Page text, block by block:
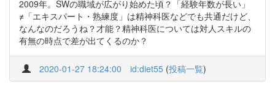
2009年。SWの職域が広がり始めた頃？「経験年数が長い」
≠「エキスパート・熟練度」は精神科医などでも共通だけど、
なんなのだろうね？才能？精神科医については対人スキルの
有無の時点で差が出てくるのか？
2020-01-27 18:24:00 id:diet55 (投稿一覧)